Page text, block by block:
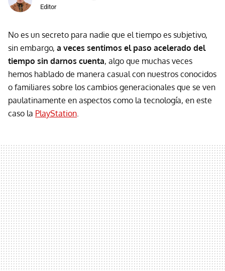
Editor
No es un secreto para nadie que el tiempo es subjetivo,
sin embargo, a veces sentimos el paso acelerado del
tiempo sin darnos cuenta, algo que muchas veces
hemos hablado de manera casual con nuestros conocidos
o familiares sobre los cambios generacionales que se ven
paulatinamente en aspectos como la tecnología, en este
caso la PlayStation